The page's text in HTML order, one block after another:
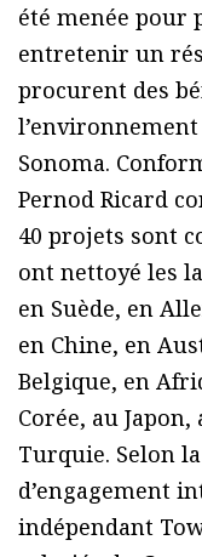
été menée pour
entretenir un
procurent des
Sonoma.
Pernod Ricard
40 projets sont
ont nettoyé les
en Suède, en
en Chine, en
Belgique, en
Corée, au
Turquie. Selon
d’engagement
indépendant